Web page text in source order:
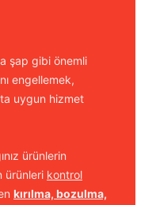
şap gibi önemli
engellemek,
uygun hizmet
ürünlerin
ürünleri kontrol
kırılma, bozulma,